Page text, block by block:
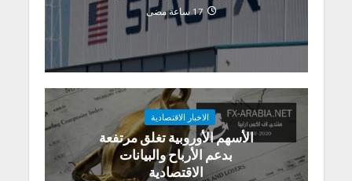
17 ساعة مضى
الاخبار الاقتصادية
الأسهم الأوروبية تغلق مرتفعة
بدعم الأرباح والبيانات
الاقتصادية